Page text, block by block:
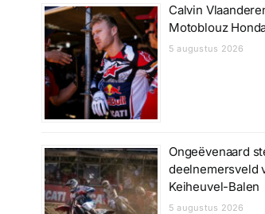
Calvin
Motoblouz
5 augustus 2026
Ongeëvenaard
deelnemersveld
Keiheuvel-Balen
5 augustus 2026